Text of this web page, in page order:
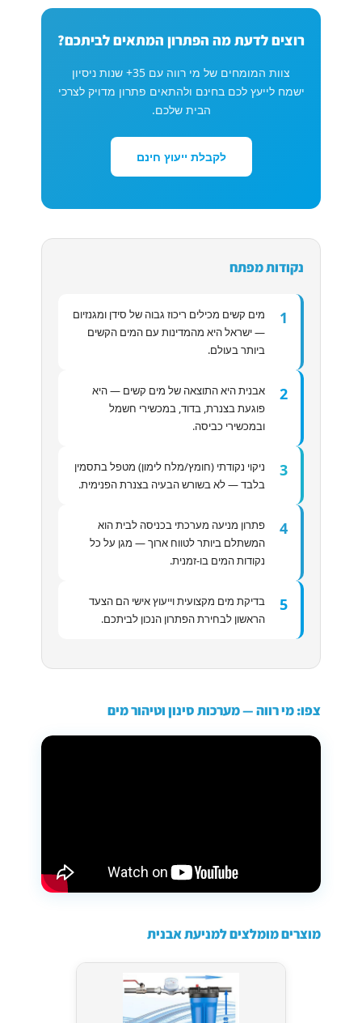
רוצים לדעת מה הפתרון המתאים לביתכם?
צוות המומחים של מי רווה עם 35+ שנות ניסיון
ישמח לייעץ לכם בחינם ולהתאים פתרון מדויק לצרכי
הבית שלכם.
לקבלת ייעוץ חינם
נקודות מפתח
1
מים קשים מכילים ריכוז גבוה של סידן ומגנזיום
— ישראל היא מהמדינות עם המים הקשים
ביותר בעולם.
2
אבנית היא התוצאה של מים קשים — היא
פוגעת בצנרת, בדוד, במכשירי חשמל
ובמכשירי כביסה.
3
ניקוי נקודתי (חומץ/מלח לימון) מטפל בתסמין
בלבד — לא בשורש הבעיה בצנרת הפנימית.
4
פתרון מניעה מערכתי בכניסה לבית הוא
המשתלם ביותר לטווח ארוך — מגן על כל
נקודות המים בו-זמנית.
5
בדיקת מים מקצועית וייעוץ אישי הם הצעד
הראשון לבחירת הפתרון הנכון לביתכם.
צפו: מי רווה — מערכות סינון וטיהור מים
מוצרים מומלצים למניעת אבנית